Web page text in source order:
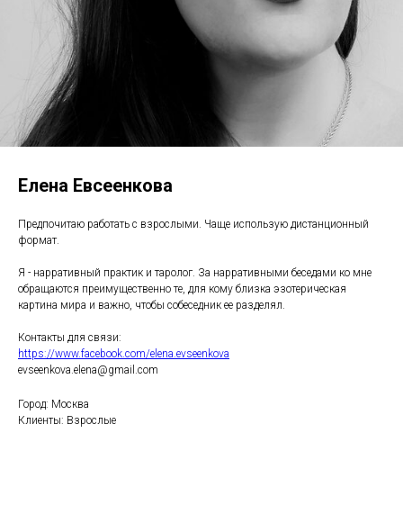
Елена Евсеенкова
Предпочитаю работать с взрослыми. Чаще использую дистанционный
формат.
Я - нарративный практик и таролог. За нарративными беседами ко мне
обращаются преимущественно те, для кому близка эзотерическая
картина мира и важно, чтобы собеседник ее разделял.
Контакты для связи:
https://www.facebook.com/elena.evseenkova
evseenkova.elena@gmail.com
Город: Москва
Клиенты: Взрослые